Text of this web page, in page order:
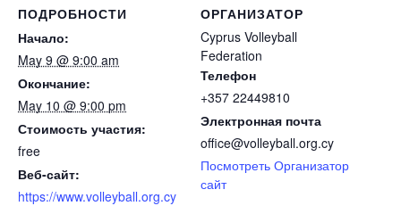
ПОДРОБНОСТИ
Начало:
May 9 @ 9:00 am
Окончание:
May 10 @ 9:00 pm
Стоимость участия:
free
Веб-сайт:
https://www.volleyball.org.cy
ОРГАНИЗАТОР
Cyprus Volleyball
Federation
Телефон
+357 22449810
Электронная почта
office@volleyball.org.cy
Посмотреть Организатор
сайт